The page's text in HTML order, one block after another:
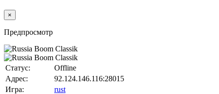
×
Предпросмотр
Статус:
Offline
Адрес:
92.124.146.116:28015
Игра:
rust